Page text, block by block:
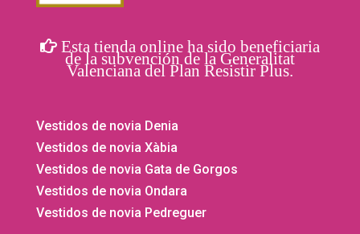
Esta tienda online ha sido beneficiaria
de la subvención de la Generalitat
Valenciana del Plan Resistir Plus.
Vestidos de novia Denia
Vestidos de novia Xàbia
Vestidos de novia Gata de Gorgos
Vestidos de novia Ondara
Vestidos de novia Pedreguer